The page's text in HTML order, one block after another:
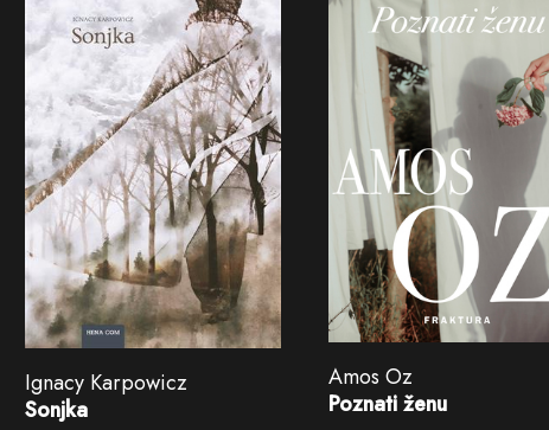
Ignacy Karpowicz
Sonjka
Amos Oz
Poznati ženu